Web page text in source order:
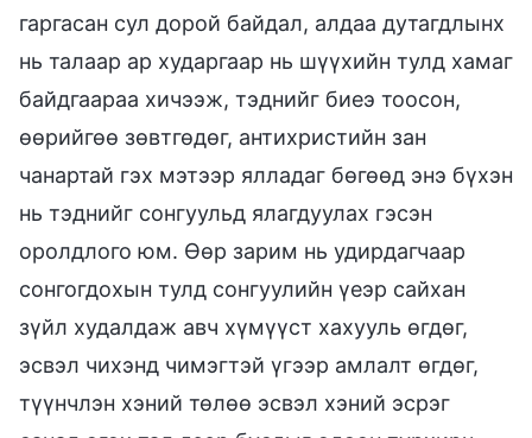
гаргасан сул дорой байдал, алдаа дутагдлынх
нь талаар ар хударгаар нь шүүхийн тулд хамаг
байдгаараа хичээж, тэднийг биеэ тоосон,
өөрийгөө зөвтгөдөг, антихристийн зан
чанартай гэх мэтээр ялладаг бөгөөд энэ бүхэн
нь тэднийг сонгуульд ялагдуулах гэсэн
оролдлого юм. Өөр зарим нь удирдагчаар
сонгогдохын тулд сонгуулийн үеэр сайхан
зүйл худалдаж авч хүмүүст хахууль өгдөг,
эсвэл чихэнд чимэгтэй үгээр амлалт өгдөг,
түүнчлэн хэний төлөө эсвэл хэний эсрэг